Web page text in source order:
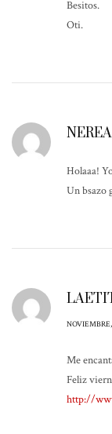
Besitos.
Oti.
NEREA
Holaaa!
Un bsazo
Me
Feliz
http://